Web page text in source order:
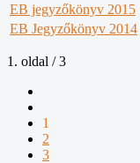
EB jegyzőkönyv 2015
EB Jegyzőkönyv 2014
1. oldal / 3
1
2
3